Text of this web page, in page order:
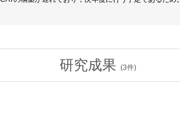
研究成果 (3件)